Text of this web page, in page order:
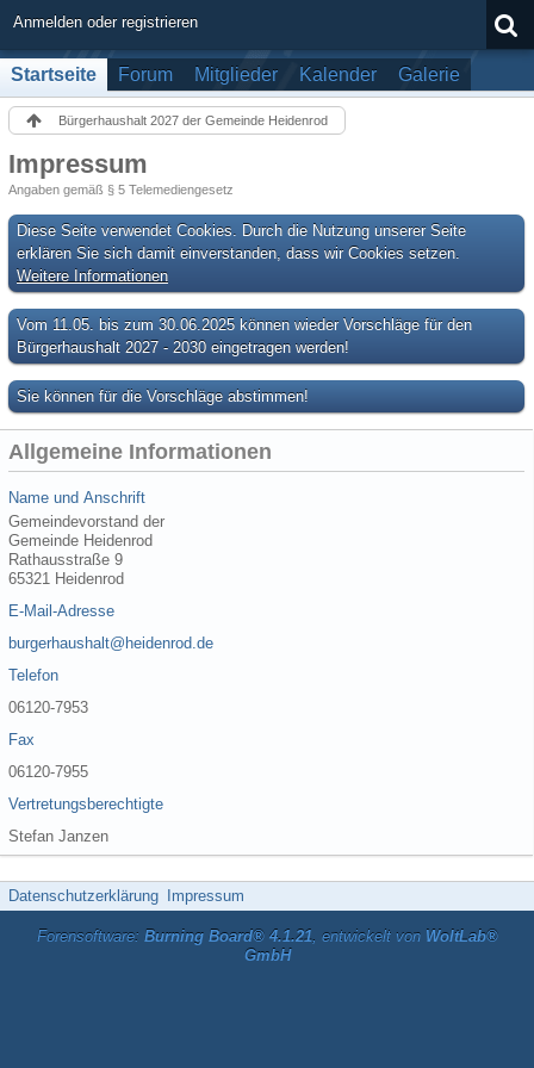
Anmelden oder registrieren
Startseite Forum Mitglieder Kalender Galerie
Bürgerhaushalt 2027 der Gemeinde Heidenrod
Impressum
Angaben gemäß § 5 Telemediengesetz
Diese Seite verwendet Cookies. Durch die Nutzung unserer Seite
erklären Sie sich damit einverstanden, dass wir Cookies setzen.
Weitere Informationen
Vom 11.05. bis zum 30.06.2025 können wieder Vorschläge für den
Bürgerhaushalt 2027 - 2030 eingetragen werden!
Sie können für die Vorschläge abstimmen!
Allgemeine Informationen
Name und Anschrift
Gemeindevorstand der
Gemeinde Heidenrod
Rathausstraße 9
65321 Heidenrod
E-Mail-Adresse
burgerhaushalt@heidenrod.de
Telefon
06120-7953
Fax
06120-7955
Vertretungsberechtigte
Stefan Janzen
Datenschutzerklärung Impressum
Forensoftware: Burning Board® 4.1.21, entwickelt von WoltLab®
GmbH